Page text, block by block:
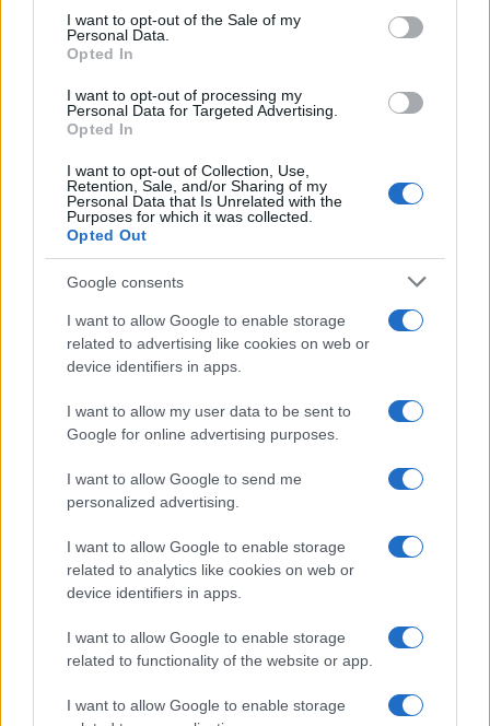
services and may gather and store information including but
not limited to your visit or usage behaviour. You may click to
grant or deny consent to Google and its third-party tags to
consent section.
I want to opt-out of the Sale of my
Personal Data.
Opted In
I want to opt-out of processing my
Personal Data for Targeted Advertising.
Opted In
I want to opt-out of Collection, Use,
Retention, Sale, and/or Sharing of my
Personal Data that Is Unrelated with the
Purposes for which it was collected.
Opted Out
Google consents
I want to allow Google to enable storage
related to advertising like cookies on web or
device identifiers in apps.
I want to allow my user data to be sent to
Google for online advertising purposes.
I want to allow Google to send me
personalized advertising.
I want to allow Google to enable storage
related to analytics like cookies on web or
device identifiers in apps.
I want to allow Google to enable storage
related to functionality of the website or app.
I want to allow Google to enable storage